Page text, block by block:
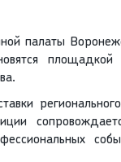
палаты